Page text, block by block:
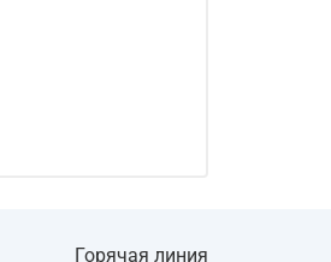
Горячая линия